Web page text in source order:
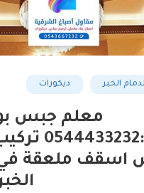
الخبر ديكورات
معلم جبس
اسقف ملعقة في